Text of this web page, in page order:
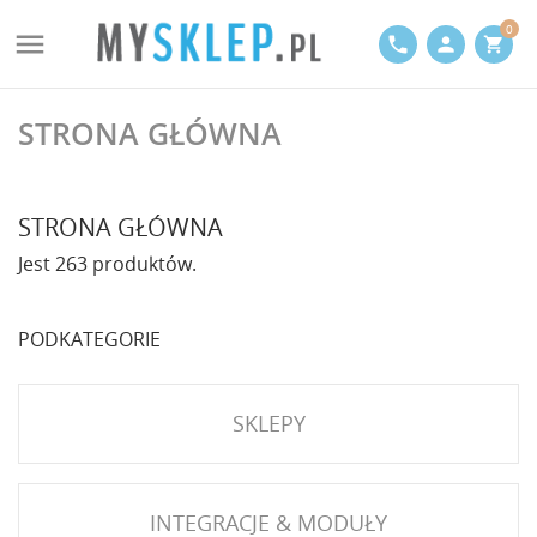
 phone person shopping_cart
0
STRONA GŁÓWNA
STRONA GŁÓWNA
Jest 263 produktów.
PODKATEGORIE
SKLEPY
INTEGRACJE & MODUŁY